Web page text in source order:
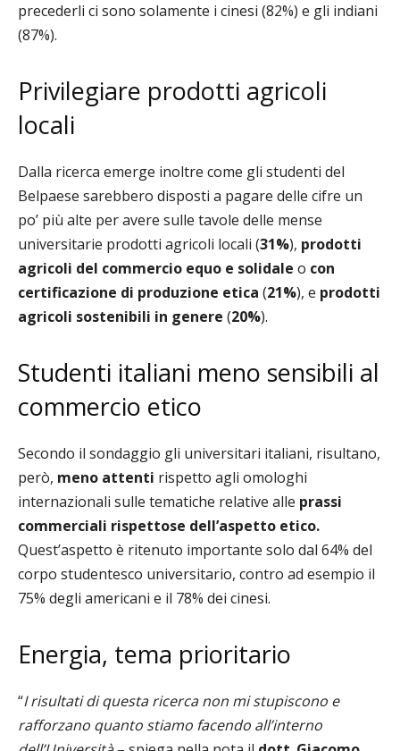
precederli ci sono solamente i cinesi (82%) e gli indiani
(87%).
Privilegiare prodotti agricoli
locali
Dalla ricerca emerge inoltre come gli studenti del
Belpaese sarebbero disposti a pagare delle cifre un
po’ più alte per avere sulle tavole delle mense
universitarie prodotti agricoli locali (31%), prodotti
agricoli del commercio equo e solidale o con
certificazione di produzione etica (21%), e prodotti
agricoli sostenibili in genere (20%).
Studenti italiani meno sensibili al
commercio etico
Secondo il sondaggio gli universitari italiani, risultano,
però, meno attenti rispetto agli omologhi
internazionali sulle tematiche relative alle prassi
commerciali rispettose dell’aspetto etico.
Quest’aspetto è ritenuto importante solo dal 64% del
corpo studentesco universitario, contro ad esempio il
75% degli americani e il 78% dei cinesi.
Energia, tema prioritario
“I risultati di questa ricerca non mi stupiscono e
rafforzano quanto stiamo facendo all’interno